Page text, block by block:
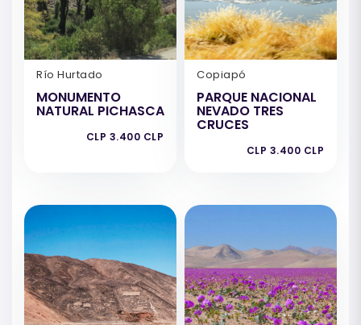
Río Hurtado
MONUMENTO
NATURAL PICHASCA
CLP 3.400 CLP
Copiapó
PARQUE NACIONAL
NEVADO TRES
CRUCES
CLP 3.400 CLP